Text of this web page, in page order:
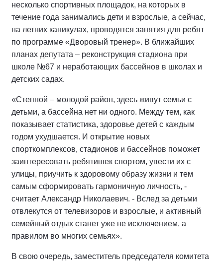
несколько спортивных площадок, на которых в
течение года занимались дети и взрослые, а сейчас,
на летних каникулах, проводятся занятия для ребят
по программе «Дворовый тренер». В ближайших
планах депутата – реконструкция стадиона при
школе №67 и неработающих бассейнов в школах и
детских садах.
«Степной – молодой район, здесь живут семьи с
детьми, а бассейна нет ни одного. Между тем, как
показывает статистика, здоровье детей с каждым
годом ухудшается. И открытие новых
спорткомплексов, стадионов и бассейнов поможет
заинтересовать ребятишек спортом, увести их с
улицы, приучить к здоровому образу жизни и тем
самым сформировать гармоничную личность, -
считает Александр Николаевич. - Вслед за детьми
отвлекутся от телевизоров и взрослые, и активный
семейный отдых станет уже не исключением, а
правилом во многих семьях».
В свою очередь, заместитель председателя комитета